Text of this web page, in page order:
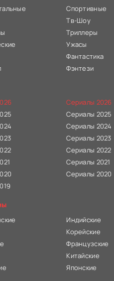
Спортивные
Тв-Шоу
Триллеры
Ужасы
Фантастика
Фэнтези
Сериалы 2026
Сериалы 2025
Сериалы 2024
Сериалы 2023
Сериалы 2022
Сериалы 2021
Сериалы 2020
Индийские
Корейские
Французские
Китайские
Японские